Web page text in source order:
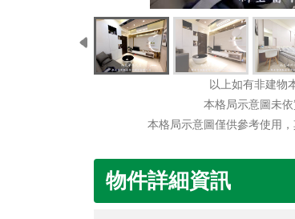
以上如有非建物
本格局示意圖未
本格局示意圖僅供參考使用
物件詳細資訊